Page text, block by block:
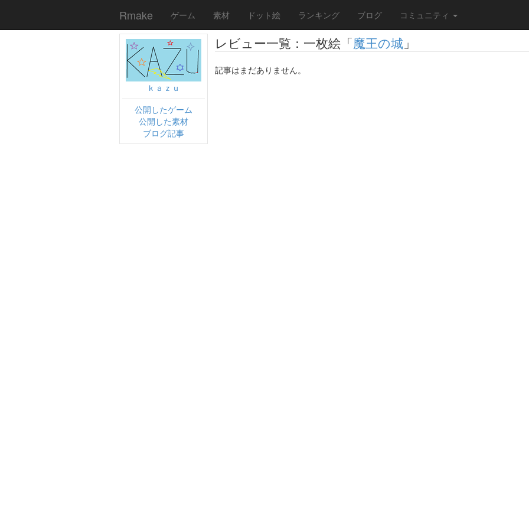
Rmake ゲーム 素材 ドット絵 ランキング ブログ コミュニティ
ｋａｚｕ
公開したゲーム
公開した素材
ブログ記事
レビュー一覧：一枚絵「魔王の城 」
記事はまだありません。